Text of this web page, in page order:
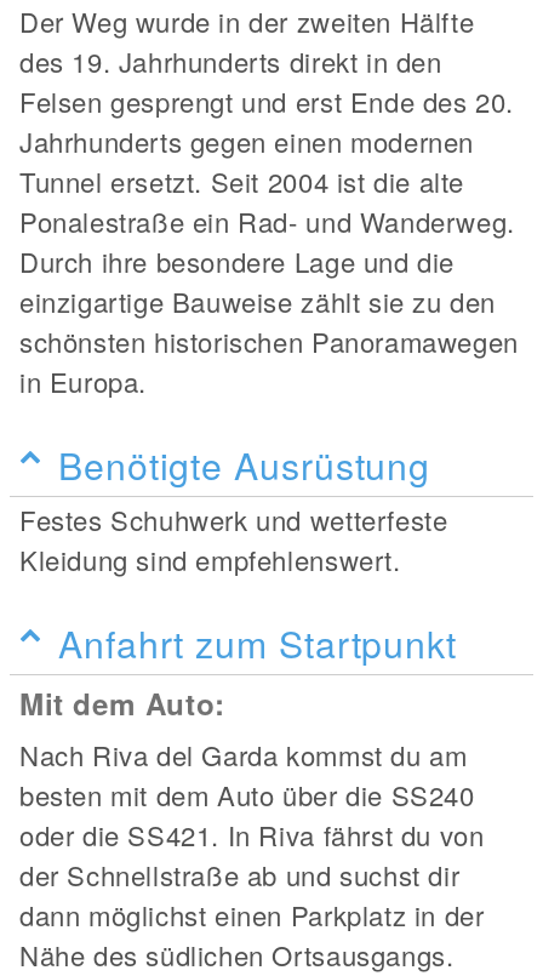
Der Weg wurde in der zweiten Hälfte
des 19. Jahrhunderts direkt in den
Felsen gesprengt und erst Ende des 20.
Jahrhunderts gegen einen modernen
Tunnel ersetzt. Seit 2004 ist die alte
Ponalestraße ein Rad- und Wanderweg.
Durch ihre besondere Lage und die
einzigartige Bauweise zählt sie zu den
schönsten historischen Panoramawegen
in Europa.
Benötigte Ausrüstung
Festes Schuhwerk und wetterfeste
Kleidung sind empfehlenswert.
Anfahrt zum Startpunkt
Mit dem Auto:
Nach Riva del Garda kommst du am
besten mit dem Auto über die SS240
oder die SS421. In Riva fährst du von
der Schnellstraße ab und suchst dir
dann möglichst einen Parkplatz in der
Nähe des südlichen Ortsausgangs.